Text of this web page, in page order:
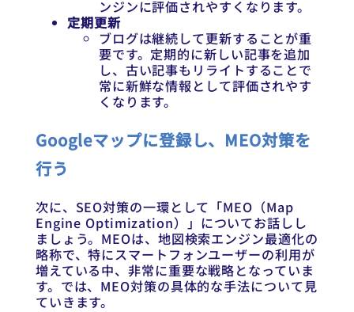
ンジンに評価されやすくなります。
定期更新
ブログは継続して更新することが重
要です。定期的に新しい記事を追加
し、古い記事もリライトすることで
常に新鮮な情報として評価されやす
くなります。
Googleマップに登録し、MEO対策を
行う
次に、SEO対策の一環として「MEO（Map
Engine Optimization）」についてお話しし
ましょう。MEOは、地図検索エンジン最適化の
略称で、特にスマートフォンユーザーの利用が
増えている中、非常に重要な戦略となっていま
す。では、MEO対策の具体的な手法について見
ていきます。